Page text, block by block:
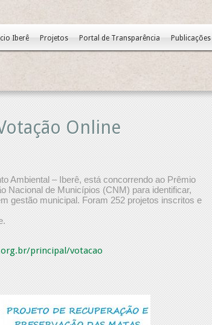
Iberê Projetos Portal de Transparência Publicações
Online
Ambiental – Iberê, está concorrendo ao Prêmio
Nacional de Municípios (CNM) para identificar,
gestão municipal. Foram 252 projetos inscritos e
principal/votacao